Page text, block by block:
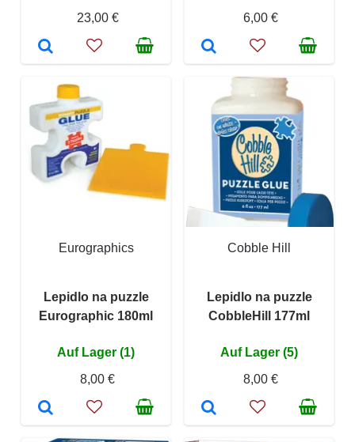
23,00 €
6,00 €
Eurographics
Lepidlo na puzzle
Eurographic 180ml
Auf Lager (1)
8,00 €
Cobble Hill
Lepidlo na puzzle
CobbleHill 177ml
Auf Lager (5)
8,00 €